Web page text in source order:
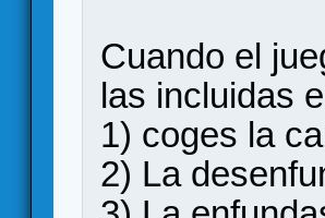
Cuando el
las incluidas
1) coges la
2) La